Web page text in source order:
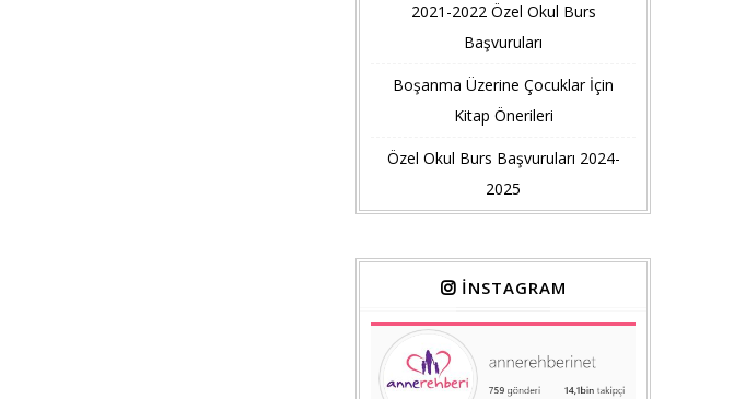
2021-2022 Özel Okul Burs
Başvuruları
Boşanma Üzerine Çocuklar İçin
Kitap Önerileri
Özel Okul Burs Başvuruları 2024-
2025
İNSTAGRAM